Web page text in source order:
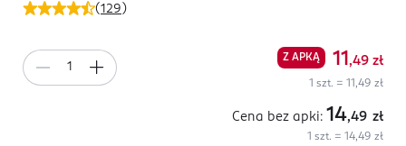
(129 )
Z APKĄ 11 ,49 zł
1 szt. = 11,49 zł
Cena bez apki: 14,49 zł
1 szt. = 14,49 zł